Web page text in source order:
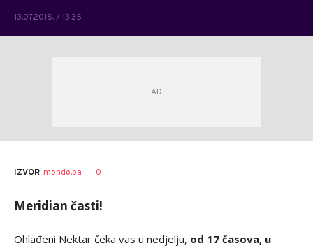
13.07.2018. / 13:35
IZVOR mondo.ba 0
Meridian časti!
Ohlađeni Nektar čeka vas u nedjelju, od 17 časova, u